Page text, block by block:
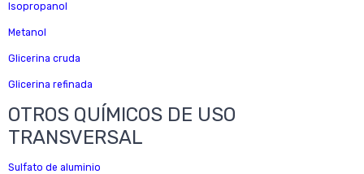
Isopropanol
Metanol
Glicerina cruda
Glicerina refinada
OTROS QUÍMICOS DE USO
TRANSVERSAL
Sulfato de aluminio